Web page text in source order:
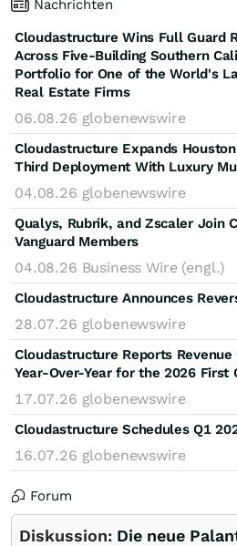
Nachrichten
Cloudastructure Wins Full Guard
Across Five-Building Southern
Portfolio for One of the World's
Real Estate Firms
06.08.26 globenewswire
Cloudastructure Expands
Third Deployment With Luxury
04.08.26 globenewswire
Qualys, Rubrik, and Zscaler Join
Vanguard Members
04.08.26 Business Wire (engl.)
Cloudastructure Announces
28.07.26 globenewswire
Cloudastructure Reports
Year-Over-Year for the 2026 First
17.07.26 globenewswire
Cloudastructure Schedules Q1
16.07.26 globenewswire
Forum
Diskussion: Die neue